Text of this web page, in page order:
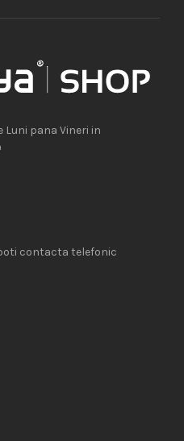
pana Vineri in
contacta telefonic